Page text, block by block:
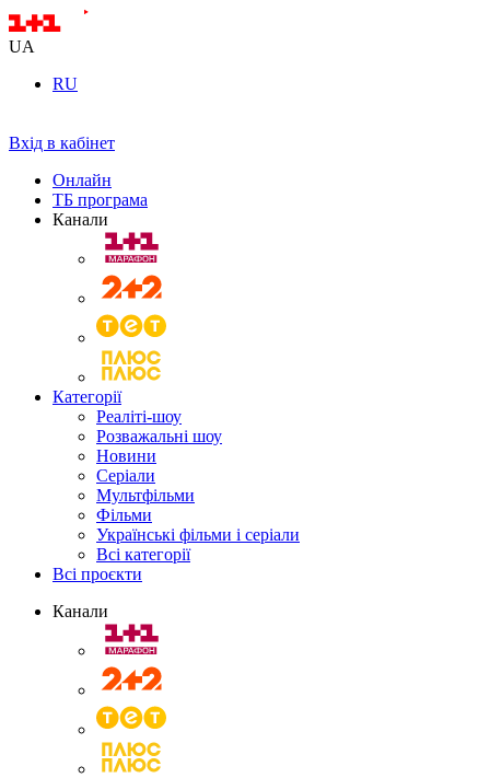
UA
RU
Вхід в кабінет
Онлайн
ТБ програма
Канали
Категорії
Реаліті-шоу
Розважальні шоу
Новини
Серіали
Мультфільми
Фільми
Українські фільми і серіали
Всі категорії
Всі проєкти
Канали